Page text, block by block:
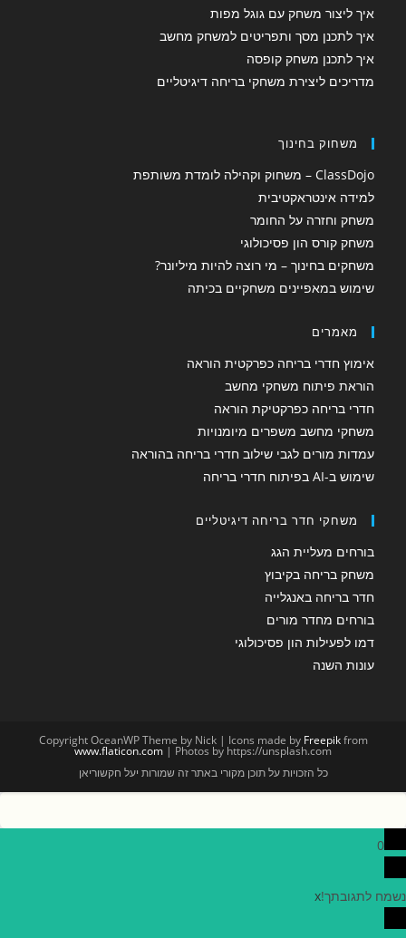
איך ליצור משחק עם גוגל מפות
איך לתכנן מסך ותפריטים למשחק מחשב
איך לתכנן משחק קופסה
מדריכים ליצירת משחקי בריחה דיגיטליים
משחוק בחינוך
ClassDojo – משחוק וקהילה לומדת משותפת
למידה אינטראקטיבית
משחק וחזרה על החומר
משחק קורס הון פסיכולוגי
משחקים בחינוך – מי רוצה להיות מיליונר?
שימוש במאפיינים משחקיים בכיתה
מאמרים
אימוץ חדרי בריחה כפרקטית הוראה
הוראת פיתוח משחקי מחשב
חדרי בריחה כפרקטיקת הוראה
משחקי מחשב משפרים מיומנויות
עמדות מורים לגבי שילוב חדרי בריחה בהוראה
שימוש ב-AI בפיתוח חדרי בריחה
משחקי חדר בריחה דיגיטליים
בורחים מעליית הגג
משחק בריחה בקיבוץ
חדר בריחה באנגלייה
בורחים מחדר מורים
דמו לפעילות הון פסיכולוגי
עונות השנה
Copyright OceanWP Theme by Nick | Icons made by Freepikfrom
www.flaticon.com | Photos by https://unsplash.com
כל הזכויות על תוכן מקורי באתר זה שמורות יעל חקשוריאן
0
נשמח לתגובתך!x